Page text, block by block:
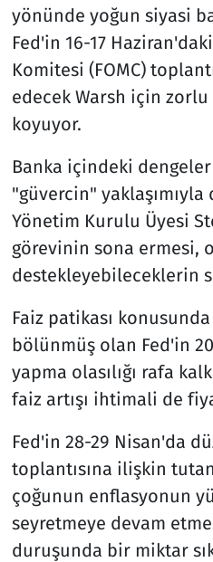
yönünde yoğun siyasi
Fed'in 16-17
Komitesi (FOMC)
edecek Warsh için
koyuyor.
Banka içindeki
"güvercin"
Yönetim Kurulu Üyesi
görevinin sona ermesi,
destekleyebileceklerin
Faiz patikası
bölünmüş olan Fed'in
yapma olasılığı rafa
faiz artışı ihtimali de
Fed'in 28-29 Nisan'da
toplantısına ilişkin
çoğunun enflasyonun
seyretmeye devam
duruşunda bir miktar